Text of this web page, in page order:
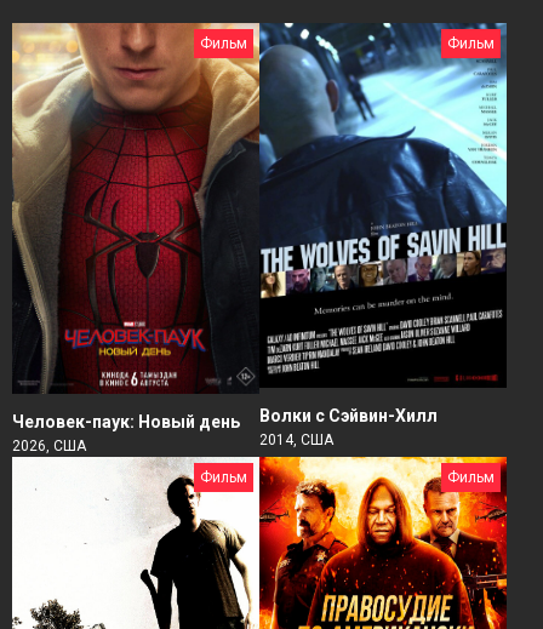
Фильм
Человек-паук: Новый день
2026, США
Фильм
Волки с Сэйвин-Хилл
2014, США
Фильм Фильм